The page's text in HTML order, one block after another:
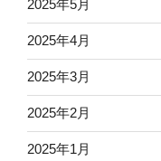
2025年5月
2025年4月
2025年3月
2025年2月
2025年1月